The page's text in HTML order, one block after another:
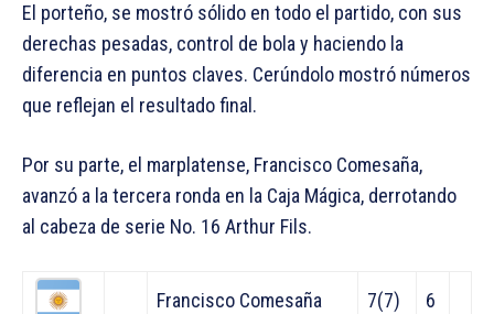
El porteño, se mostró sólido en todo el partido, con sus
derechas pesadas, control de bola y haciendo la
diferencia en puntos claves. Cerúndolo mostró números
que reflejan el resultado final.
Por su parte, el marplatense, Francisco Comesaña,
avanzó a la tercera ronda en la Caja Mágica, derrotando
al cabeza de serie No. 16 Arthur Fils.
Francisco Comesaña 7(7) 6